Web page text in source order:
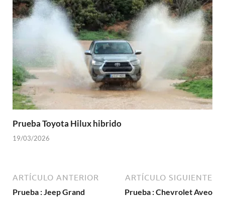
Prueba Toyota Hilux hibrido
19/03/2026
ARTÍCULO ANTERIOR
Prueba : Jeep Grand
ARTÍCULO SIGUIENTE
Prueba : Chevrolet Aveo